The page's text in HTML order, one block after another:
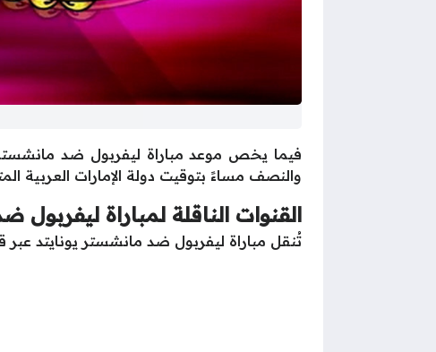
فيما يخص موعد مباراة ليفربول ضد مانشستر
والنصف مساءً بتوقيت دولة الإمارات العربية
القنوات الناقلة لمباراة
تُنقل مباراة ليفربول ضد مانشستر يونايتد عبر قناة بي ان سبورت اتش دي 1 الناقل